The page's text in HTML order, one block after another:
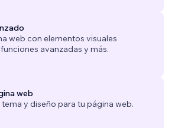
web con elementos visuales
avanzadas y más.
web
y diseño para tu página web.